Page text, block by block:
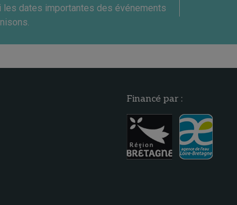
les dates importantes des événements
Financé par :